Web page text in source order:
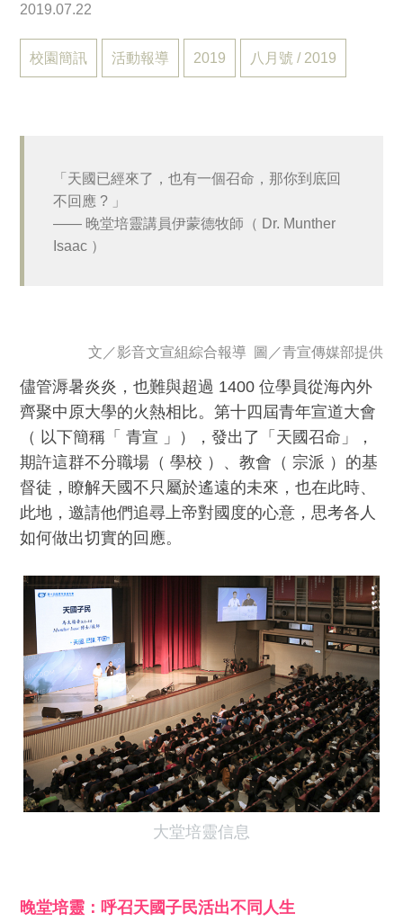
2019.07.22
校園簡訊 活動報導 2019 八月號 / 2019
「天國已經來了，也有一個召命，那你到底回
不回應 ? 」
—— 晚堂培靈講員伊蒙德牧師（ Dr. Munther
Isaac ）
文／影音文宣組綜合報導 圖／青宣傳媒部提供
儘管溽暑炎炎，也難與超過 1400 位學員從海內外
齊聚中原大學的火熱相比。第十四屆青年宣道大會
（ 以下簡稱「 青宣 」），發出了「天國召命」，
期許這群不分職場（ 學校 ）、教會（ 宗派 ）的基
督徒，瞭解天國不只屬於遙遠的未來，也在此時、
此地，邀請他們追尋上帝對國度的心意，思考各人
如何做出切實的回應。
大堂培靈信息
晚堂培靈：呼召天國子民活出不同人生